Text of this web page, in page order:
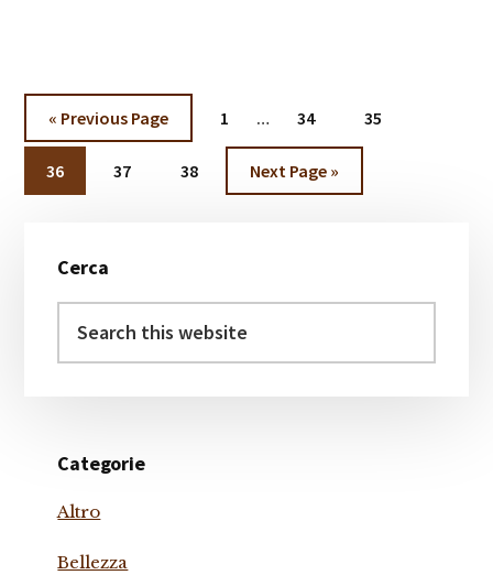
« Go
to
Previous Page Page
1
Interim
omitted
… Page
34 Page
35
Page
36 Page
37 Page
38
Go
to
Next Page »
Sidebar
Cerca
this
Categorie
Altro
Bellezza